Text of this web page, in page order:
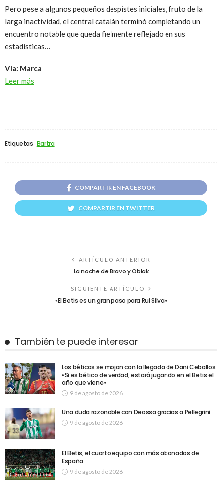
Pero pese a algunos pequeños despistes iniciales, fruto de la
larga inactividad, el central catalán terminó completando un
encuentro notable que queda fielmente reflejado en sus
estadísticas…
Vía: Marca
Leer más
Etiquetas Bartra
COMPARTIR EN FACEBOOK
COMPARTIR EN TWITTER
ARTÍCULO ANTERIOR
La noche de Bravo y Oblak
SIGUIENTE ARTÍCULO
«El Betis es un gran paso para Rui Silva»
También te puede interesar
Los béticos se mojan con la llegada de Dani Ceballos:
«Si es bético de verdad, estará jugando en el Betis el
año que viene»
9 de agosto de 2026
Una duda razonable con Deossa gracias a Pellegrini
9 de agosto de 2026
El Betis, el cuarto equipo con más abonados de
España
9 de agosto de 2026